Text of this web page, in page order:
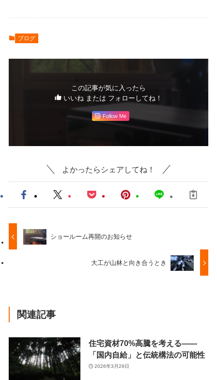
ブログ
この記事が気に入ったら
いいね または フォローしてね！
Follow Me
よかったらシェアしてね！
ショールーム再開のお知らせ
大工が山林と向き合うとき
関連記事
住宅資材70%高騰を考える——
「国内自給」と伝統構法の可能性
2026年3月29日